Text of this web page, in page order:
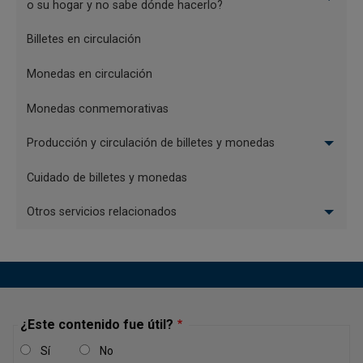
Pertenece a la cultura quimbaya clásica, que floreció en el
nuestra era hasta el siglo IX; muestra la maestría de estos
orfebres en el manejo de las técnicas de fundición.
o su hogar y no sabe dónde hacerlo?
Billetes en circulación
Monedas en circulación
Monedas conmemorativas
Producción y circulación de billetes y monedas
Cuidado de billetes y monedas
Otros servicios relacionados
¿Este contenido fue útil?
Sí No